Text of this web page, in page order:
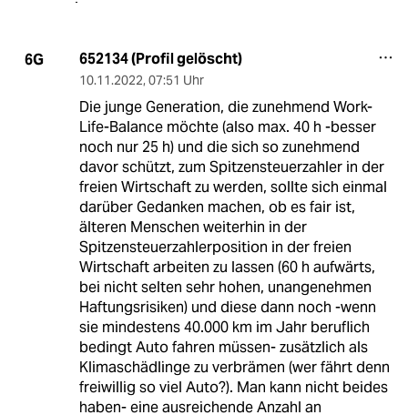
6G 652134 (Profil gelöscht)
10.11.2022, 07:51 Uhr
Die junge Generation, die zunehmend Work-
Life-Balance möchte (also max. 40 h -besser
noch nur 25 h) und die sich so zunehmend
davor schützt, zum Spitzensteuerzahler in der
freien Wirtschaft zu werden, sollte sich einmal
darüber Gedanken machen, ob es fair ist,
älteren Menschen weiterhin in der
Spitzensteuerzahlerposition in der freien
Wirtschaft arbeiten zu lassen (60 h aufwärts,
bei nicht selten sehr hohen, unangenehmen
Haftungsrisiken) und diese dann noch -wenn
sie mindestens 40.000 km im Jahr beruflich
bedingt Auto fahren müssen- zusätzlich als
Klimaschädlinge zu verbrämen (wer fährt denn
freiwillig so viel Auto?). Man kann nicht beides
haben- eine ausreichende Anzahl an